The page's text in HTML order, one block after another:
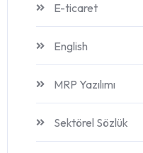
E-ticaret
English
MRP Yazılımı
Sektörel Sözlük